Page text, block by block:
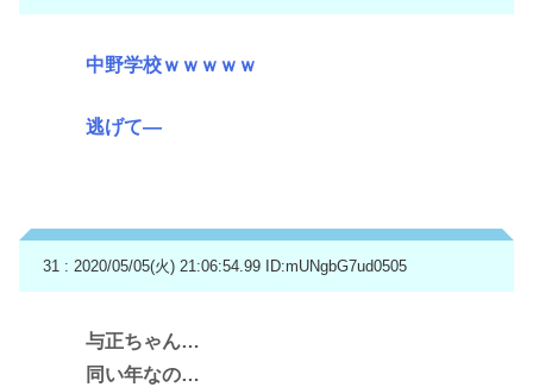
中野学校ｗｗｗｗｗ
逃げて―
31 : 2020/05/05(火) 21:06:54.99 ID:mUNgbG7ud0505
与正ちゃん…
同い年なの…